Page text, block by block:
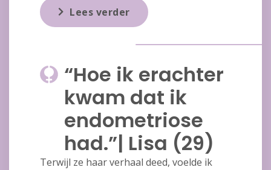
Lees verder
“Hoe ik erachter
kwam dat ik
endometriose
had.”| Lisa (29)
Terwijl ze haar verhaal deed, voelde ik